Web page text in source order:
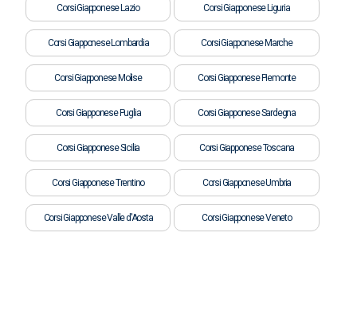
Corsi Giapponese Lazio Corsi Giapponese Liguria
Corsi Giapponese Lombardia Corsi Giapponese Marche
Corsi Giapponese Molise Corsi Giapponese Piemonte
Corsi Giapponese Puglia Corsi Giapponese Sardegna
Corsi Giapponese Sicilia Corsi Giapponese Toscana
Corsi Giapponese Trentino Corsi Giapponese Umbria
Corsi Giapponese Valle d'Aosta Corsi Giapponese Veneto